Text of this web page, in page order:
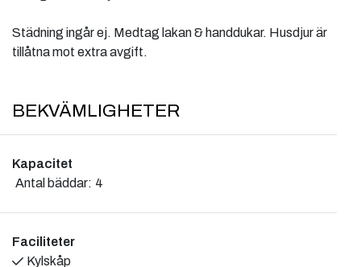
Städning ingår ej. Medtag lakan & handdukar. Husdjur är
tillåtna mot extra avgift.
BEKVÄMLIGHETER
Kapacitet
Antal bäddar: 4
Faciliteter
Kylskåp